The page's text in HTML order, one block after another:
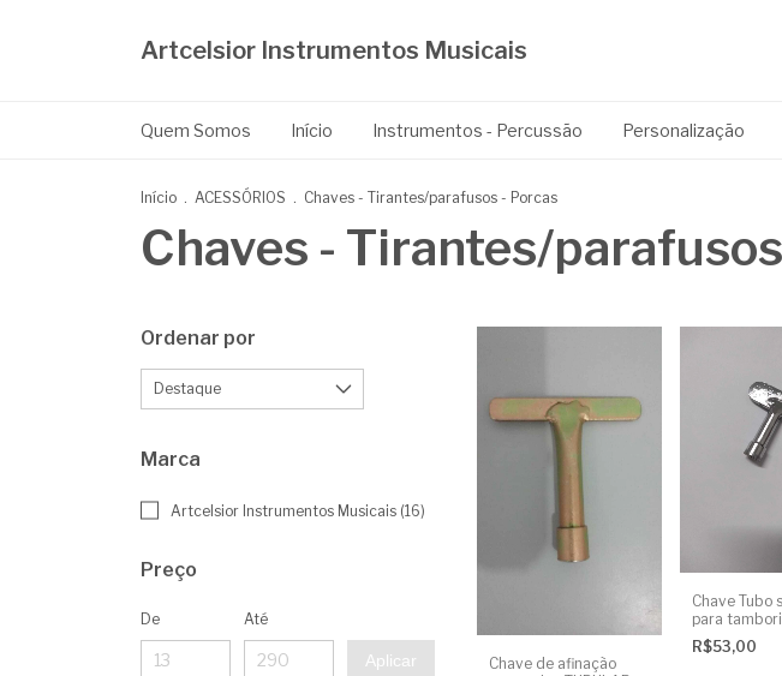
Artcelsior Instrumentos Musicais
Quem Somos Início Instrumentos - Percussão Personalização
Início . ACESSÓRIOS . Chaves - Tirantes/parafusos - Porcas
Chaves - Tirantes/
Ordenar por
Marca
Artcelsior Instrumentos Musicais (16)
Preço
De Até
Aplicar
Chave de afinação
Chave Tubo
para
pandeiros
R$53,00